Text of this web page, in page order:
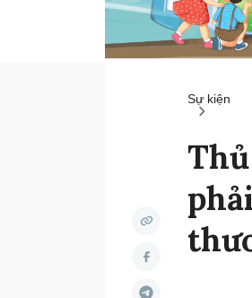
Sự kiện